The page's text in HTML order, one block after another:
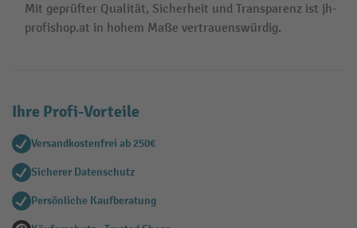
Mit geprüfter Qualität, Sicherheit und Transparenz ist jh-
profishop.at in hohem Maße vertrauenswürdig.
Ihre Profi-Vorteile
Versandkostenfrei ab 250€
Sicherer Datenschutz
Persönliche Kaufberatung